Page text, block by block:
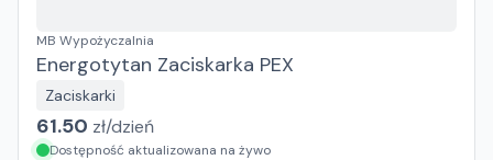
MB Wypożyczalnia
Energotytan Zaciskarka PEX
Zaciskarki
61.50 zł/dzień
Dostępność aktualizowana na żywo